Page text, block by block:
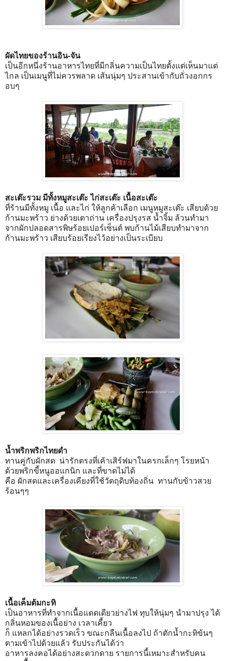
ผัดไทยของร้านอิน-จัน
เป็นอีกหนึ่งร้านอาหารไทยที่มีกลิ่นความเป็นไทยตั้งแต่เห็นมาแต่
ไกล เป็นเมนูที่ไม่ควรพลาด เส้นนุ่มๆ ประสานเข้ากับถั่วงอกกร
อบๆ
สะเต๊ะรวม มีทั้งหมูสะเต๊ะ ไก่สะเต๊ะ เนื้อสะเต๊ะ
ที่ร้านมีทั้งหมู เนื้อ และไก่ ให้ลูกค้าเลือก เมนูหมูสะเต๊ะ เสียบด้วย
ก้านมะพร้าว ย่างด้วยเตาถ่าน เครื่องปรุงรส น้ำจิ้ม ล้วนทำมา
จากผักปลอดสารพิษร้อยเปอร์เซ็นต์ พบก้านไม้เสียบทำมาจาก
ก้านมะพร้าว เสียบร้อยเรียงไว้อย่างเป็นระเบียบ
น้ำพริกพริกไทยดำ
ทานคู่กับผักสด น่ารักตรงที่เค้าเสิร์ฟมาในครกเล็กๆ โรยหน้า
ด้วยพริกขี้หนูออแกนิก และที่ขาดไม่ได้
คือ ผักสดและเครื่องเคียงที่ใช้วัตถุดิบท้องถิ่น ทานกับข้าวสวย
ร้อนๆๆ
เนื้อเค็มต้มกะทิ
เป็นอาหารที่ทำจากเนื้อแดดเดียวย่างไฟ ทุบให้นุ่มๆ นำมาปรุง ได้
กลิ่นหอมของเนื้อย่าง เวลาเคี้ยว
ก็ แหลกได้อย่างรวดเร็ว ขณะกลืนเนื้อลงไป ถ้าตักน้ำกะทิข้นๆ
ตามเข้าไปด้วยแล้ว รับประกันได้ว่า
อาหารลงคอได้อย่างสะดวกดาย รายการนี้เหมาะสำหรับคน